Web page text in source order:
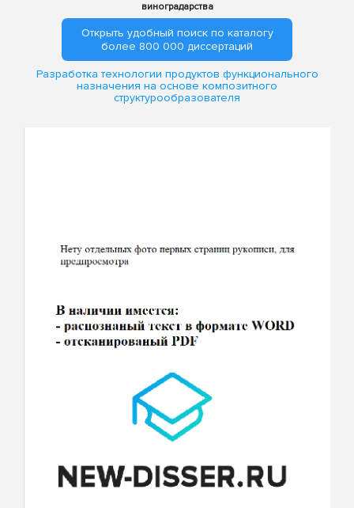
виноградарства
Открыть удобный поиск по каталогу
более 800 000 диссертаций
Разработка технологии продуктов функционального
назначения на основе композитного
структурообразователя